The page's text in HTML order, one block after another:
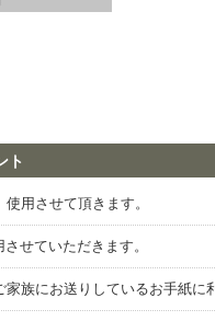
ト
用させて頂きます。
せていただきます。
族にお送りしているお手紙に